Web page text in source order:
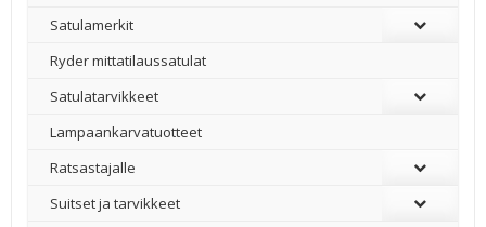
Satulamerkit
Ryder mittatilaussatulat
Satulatarvikkeet
–
Lampaankarvatuotteet
Ratsastajalle
Suitset ja tarvikkeet